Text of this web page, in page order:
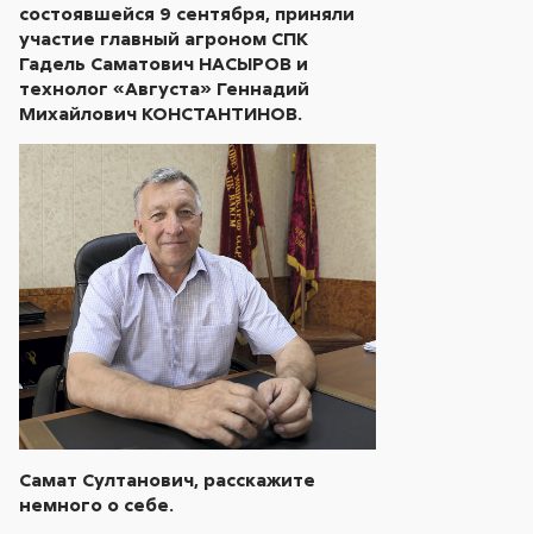
состоявшейся 9 сентября, приняли
участие главный агроном СПК
Гадель Саматович НАСЫРОВ и
технолог «Августа» Геннадий
Михайлович КОНСТАНТИНОВ.
Самат Султанович, расскажите
немного о себе.